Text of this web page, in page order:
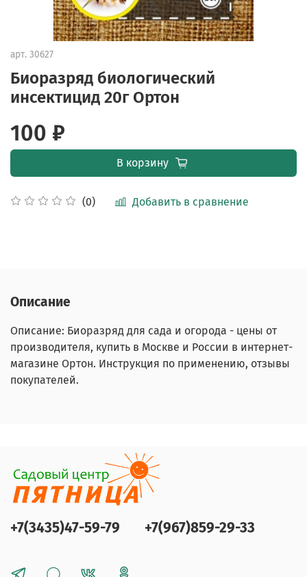
арт. 30627
Биоразряд биологический
инсектицид 20г Ортон
(0) Добавить в сравнение
100 ₽
В корзину
Описание
Описание: Биоразряд для сада и огорода - цены от
производителя, купить в Москве и России в интернет-
магазине Ортон. Инструкция по применению, отзывы
покупателей.
+7(3435)47-59-79 +7(967)859-29-33